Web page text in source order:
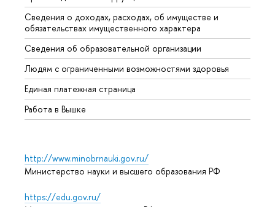
Сведения о доходах, расходах, об имуществе и
обязательствах имущественного характера
Сведения об образовательной организации
Людям с ограниченными возможностями здоровья
Единая платежная страница
Работа в Вышке
http://www.minobrnauki.gov.ru/
Министерство науки и высшего образования РФ
https://edu.gov.ru/